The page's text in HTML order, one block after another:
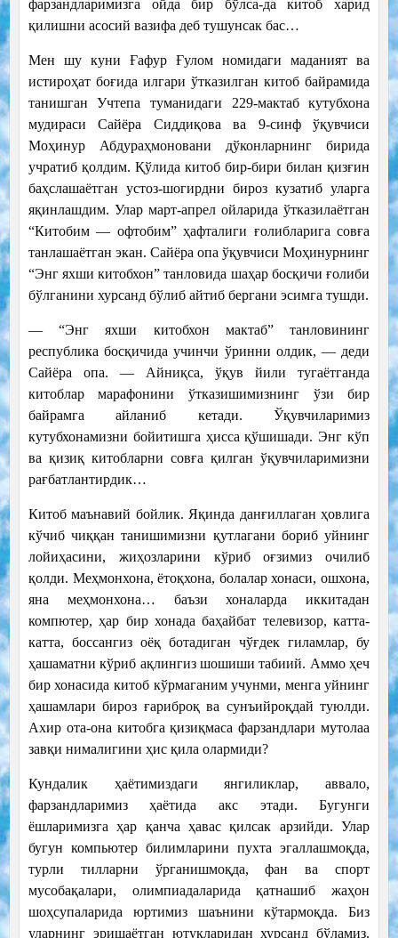
фарзандларимизга ойда бир бўлса-да китоб харид
қилишни асосий вазифа деб тушунсак бас…
Мен шу куни Ғафур Ғулом номидаги маданият ва
истироҳат боғида илгари ўтказилган китоб байрамида
танишган Учтепа туманидаги 229-мактаб кутубхона
мудираси Сайёра Сиддиқова ва 9-синф ўқувчиси
Моҳинур Абдураҳмоновани дўконларнинг бирида
учратиб қолдим. Қўлида китоб бир-бири билан қизғин
баҳслашаётган устоз-шогирдни бироз кузатиб уларга
яқинлашдим. Улар март-апрел ойларида ўтказилаётган
“Китобим — офтобим” ҳафталиги ғолибларига совға
танлашаётган экан. Сайёра опа ўқувчиси Моҳинурнинг
“Энг яхши китобхон” танловида шаҳар босқичи ғолиби
бўлганини хурсанд бўлиб айтиб бергани эсимга тушди.
— “Энг яхши китобхон мактаб” танловининг
республика босқичида учинчи ўринни олдик, — деди
Сайёра опа. — Айниқса, ўқув йили тугаётганда
китоблар марафонини ўтказишимизнинг ўзи бир
байрамга айланиб кетади. Ўқувчиларимиз
кутубхонамизни бойитишга ҳисса қўшишади. Энг кўп
ва қизиқ китобларни совға қилган ўқувчиларимизни
рағбатлантирдик…
Китоб маънавий бойлик. Яқинда данғиллаган ҳовлига
кўчиб чиққан танишимизни қутлагани бориб уйнинг
лойиҳасини, жиҳозларини кўриб оғзимиз очилиб
қолди. Меҳмонхона, ётоқхона, болалар хонаси, ошхона,
яна меҳмонхона… баъзи хоналарда иккитадан
компютер, ҳар бир хонада баҳайбат телевизор, катта-
катта, боссангиз оёқ ботадиган чўғдек гиламлар, бу
ҳашаматни кўриб ақлингиз шошиши табиий. Аммо ҳеч
бир хонасида китоб кўрмаганим учунми, менга уйнинг
ҳашамлари бироз ғариброқ ва сунъийроқдай туюлди.
Ахир ота-она китобга қизиқмаса фарзандлари мутолаа
завқи нималигини ҳис қила олармиди?
Кундалик ҳаётимиздаги янгиликлар, аввало,
фарзандларимиз ҳаётида акс этади. Бугунги
ёшларимизга ҳар қанча ҳавас қилсак арзийди. Улар
бугун компьютер билимларини пухта эгаллашмоқда,
турли тилларни ўрганишмоқда, фан ва спорт
мусобақалари, олимпиадаларида қатнашиб жаҳон
шоҳсупаларида юртимиз шаънини кўтармоқда. Биз
уларнинг эришаётган ютуқларидан хурсанд бўламиз.